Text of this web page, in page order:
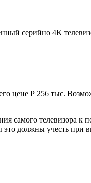
серийно 4K
цене Р 256 тыс.
самого телевизора к
должны учесть при